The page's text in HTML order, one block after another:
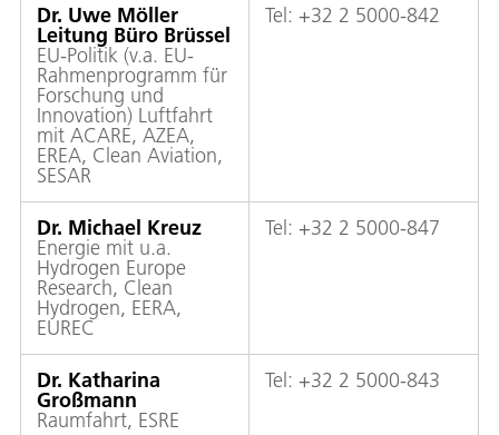
Dr. Uwe Möller
Leitung Büro Brüssel
EU-Politik (v.a. EU-
Rahmenprogramm für
Forschung und
Innovation) Luftfahrt
mit ACARE, AZEA,
EREA, Clean Aviation,
SESAR
Tel: +32 2 5000-842
Dr. Michael Kreuz
Energie mit u.a.
Hydrogen Europe
Research, Clean
Hydrogen, EERA,
EUREC
Tel: +32 2 5000-847
Dr. Katharina
Großmann
Raumfahrt, ESRE
Tel: +32 2 5000-843